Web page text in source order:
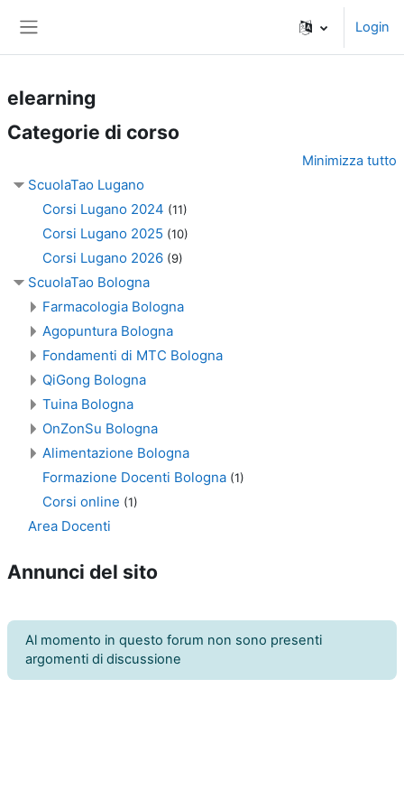
Login
elearning
Categorie di corso
Minimizza tutto
ScuolaTao Lugano
Corsi Lugano 2024 (11)
Corsi Lugano 2025 (10)
Corsi Lugano 2026 (9)
ScuolaTao Bologna
Farmacologia Bologna
Agopuntura Bologna
Fondamenti di MTC Bologna
QiGong Bologna
Tuina Bologna
OnZonSu Bologna
Alimentazione Bologna
Formazione Docenti Bologna (1)
Corsi online (1)
Area Docenti
Annunci del sito
Al momento in questo forum non sono presenti
argomenti di discussione